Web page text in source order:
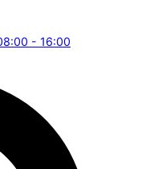
- 16:00